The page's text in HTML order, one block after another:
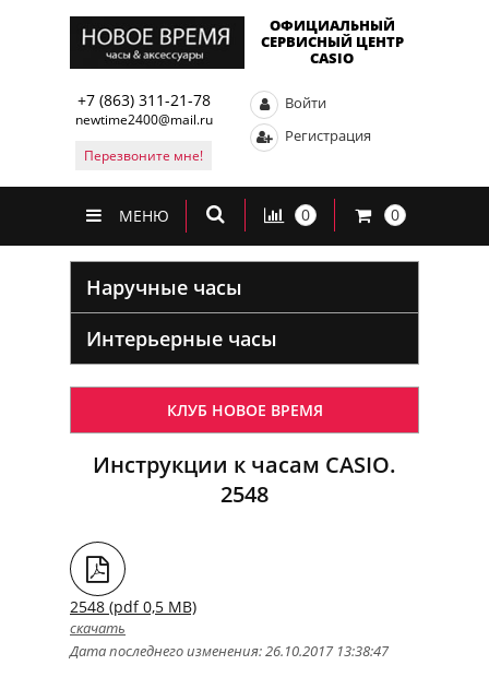
ОФИЦИАЛЬНЫЙ
СЕРВИСНЫЙ ЦЕНТР
CASIO
+7 (863) 311-21-78
newtime2400@mail.ru
Перезвоните мне!
Войти
Регистрация
МЕНЮ 0 0
Наручные часы
Интерьерные часы
КЛУБ НОВОЕ ВРЕМЯ
Инструкции к часам CASIO.
2548
2548 (pdf 0,5 MB)
скачать
Дата последнего изменения: 26.10.2017 13:38:47